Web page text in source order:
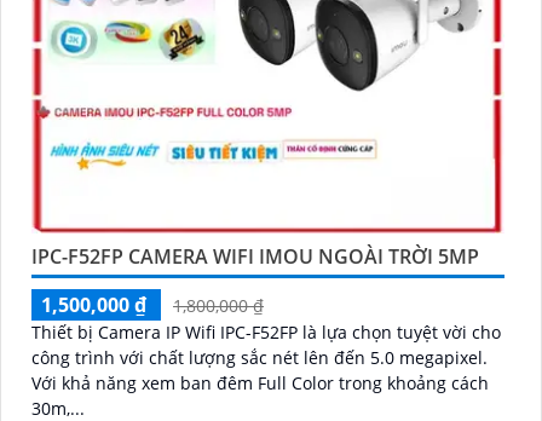
IPC-F52FP CAMERA WIFI IMOU NGOÀI TRỜI 5MP
1,500,000 ₫
1,800,000 ₫
Thiết bị Camera IP Wifi IPC-F52FP là lựa chọn tuyệt vời cho
công trình với chất lượng sắc nét lên đến 5.0 megapixel.
Với khả năng xem ban đêm Full Color trong khoảng cách
30m,...